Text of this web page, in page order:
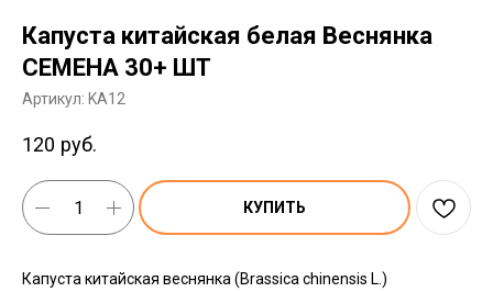
Капуста китайская белая Веснянка
СЕМЕНА 30+ ШТ
Артикул: KA12
120 руб.
КУПИТЬ
Капуста китайская веснянка (Brassica chinensis L.)